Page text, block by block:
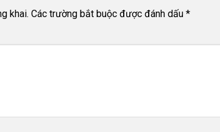
khai. Các trường bắt buộc được đánh dấu *